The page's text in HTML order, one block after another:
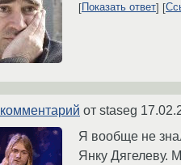
Показать ответ
комментарий от staseg
Я вообще не
Янку Дягелеву.